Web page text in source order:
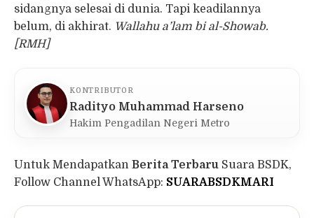
sidangnya selesai di dunia. Tapi keadilannya
belum, di akhirat. Wallahu a’lam bi al-Showab.
[RMH]
KONTRIBUTOR
Radityo Muhammad Harseno
Hakim Pengadilan Negeri Metro
Untuk Mendapatkan Berita Terbaru Suara BSDK,
Follow Channel WhatsApp: SUARABSDKMARI